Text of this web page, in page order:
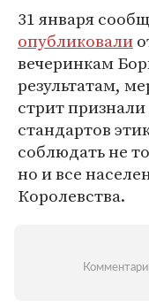
31 января
опубликовали
вечеринкам
результатам,
стрит
стандартов
соблюдать не
но и все
Королевства.